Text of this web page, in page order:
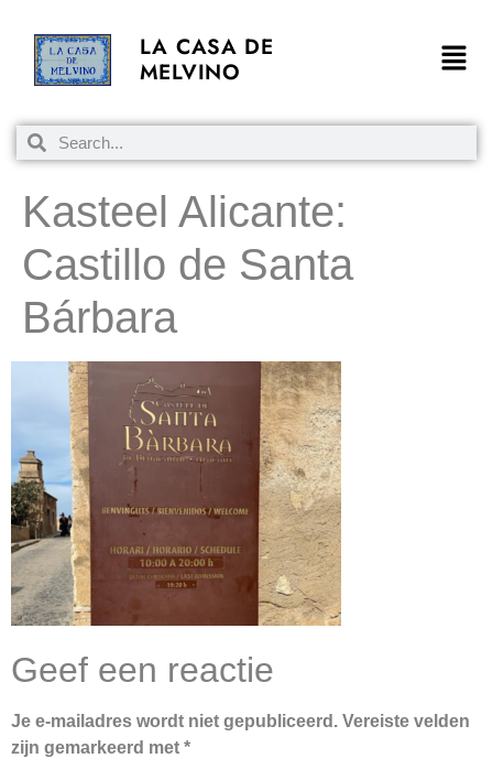
LA CASA DE
MELVINO
Kasteel Alicante:
Castillo de Santa
Bárbara
Geef een reactie
Je e-mailadres wordt niet gepubliceerd. Vereiste velden
zijn gemarkeerd met *